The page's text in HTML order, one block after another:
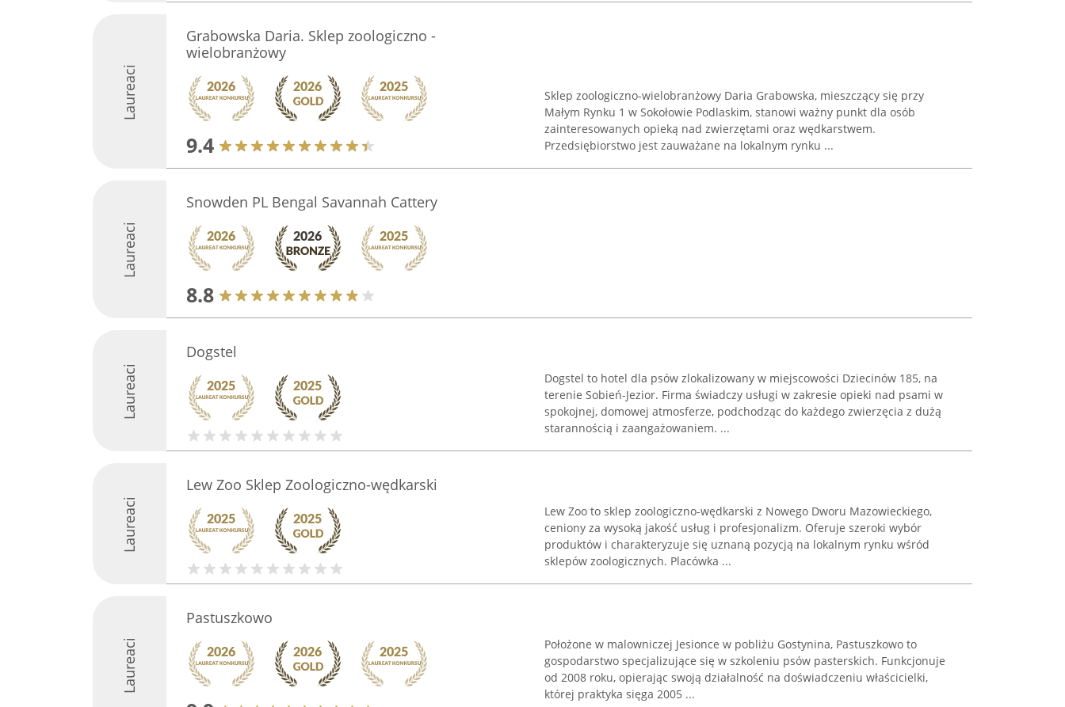
Laureaci
Grabowska Daria. Sklep zoologiczno -
wielobranżowy
9.4
Sklep zoologiczno-wielobranżowy Daria Grabowska, mieszczący się przy
Małym Rynku 1 w Sokołowie Podlaskim, stanowi ważny punkt dla osób
zainteresowanych opieką nad zwierzętami oraz wędkarstwem.
Przedsiębiorstwo jest zauważane na lokalnym rynku ...
Laureaci
Snowden PL Bengal Savannah Cattery
8.8
Laureaci
Dogstel
Dogstel to hotel dla psów zlokalizowany w miejscowości Dziecinów 185, na
terenie Sobień-Jezior. Firma świadczy usługi w zakresie opieki nad psami w
spokojnej, domowej atmosferze, podchodząc do każdego zwierzęcia z dużą
starannością i zaangażowaniem. ...
Laureaci
Lew Zoo Sklep Zoologiczno-wędkarski
Lew Zoo to sklep zoologiczno-wędkarski z Nowego Dworu Mazowieckiego,
ceniony za wysoką jakość usług i profesjonalizm. Oferuje szeroki wybór
produktów i charakteryzuje się uznaną pozycją na lokalnym rynku wśród
sklepów zoologicznych. Placówka ...
Laureaci
Pastuszkowo
Położone w malowniczej Jesionce w pobliżu Gostynina, Pastuszkowo to
gospodarstwo specjalizujące się w szkoleniu psów pasterskich. Funkcjonuje
od 2008 roku, opierając swoją działalność na doświadczeniu właścicielki,
której praktyka sięga 2005 ...